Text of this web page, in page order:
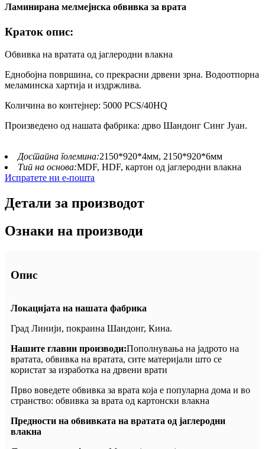
Ламинирана мелмејнска обвивка за врата
Краток опис:
Обвивка на вратата од јаглеродни влакна
Еднобојна површина, со прекрасни дрвени зрна. Водоотпорна
меламинска хартија и издржлива.
Количина во контејнер: 5000 PCS/40HQ
Произведено од нашата фабрика: дрво Шандонг Синг Јуан.
Достапна големина:2150*920*4мм, 2150*920*6мм
Тип на основа:MDF, HDF, картон од јаглеродни влакна
Испратете ни е-пошта
Детали за производот
Ознаки на производи
Опис
Локацијата на нашата фабрика
Град Линији, покраина Шандонг, Кина.
Нашите главни производи:Пополнувања на јадрото на
вратата, обвивка на вратата, сите материјали што се
користат за изработка на дрвени врати
Прво воведете обвивка за врата која е популарна дома и во
странство: обвивка за врата од картонски влакна
Предности на обвивката на вратата од јаглеродни
влакна